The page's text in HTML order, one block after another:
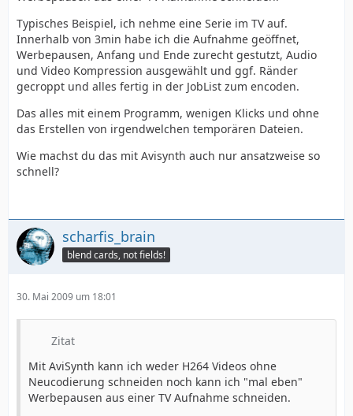
Typisches Beispiel, ich nehme eine Serie im TV auf.
Innerhalb von 3min habe ich die Aufnahme geöffnet,
Werbepausen, Anfang und Ende zurecht gestutzt, Audio
und Video Kompression ausgewählt und ggf. Ränder
gecroppt und alles fertig in der JobList zum encoden.
Das alles mit einem Programm, wenigen Klicks und ohne
das Erstellen von irgendwelchen temporären Dateien.
Wie machst du das mit Avisynth auch nur ansatzweise so
schnell?
scharfis_brain
blend cards, not fields!
30. Mai 2009 um 18:01
Zitat
Mit AviSynth kann ich weder H264 Videos ohne
Neucodierung schneiden noch kann ich "mal eben"
Werbepausen aus einer TV Aufnahme schneiden.